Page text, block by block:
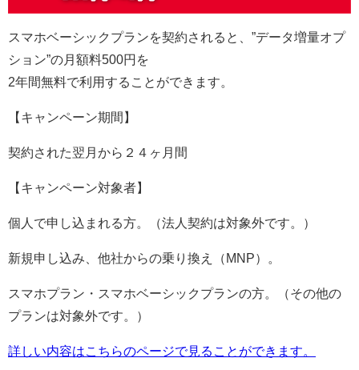
スマホベーシックプランを契約されると、”データ増量オプ
ション”の月額料500円を
2年間無料で利用することができます。
【キャンペーン期間】
契約された翌月から２４ヶ月間
【キャンペーン対象者】
個人で申し込まれる方。（法人契約は対象外です。）
新規申し込み、他社からの乗り換え（MNP）。
スマホプラン・スマホベーシックプランの方。（その他の
プランは対象外です。）
詳しい内容はこちらのページで見ることができます。